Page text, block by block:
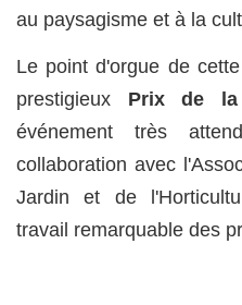
au paysagisme et à la
Le point d'orgue de
prestigieux Prix de la
événement très
collaboration avec
Jardin et de
travail remarquable des